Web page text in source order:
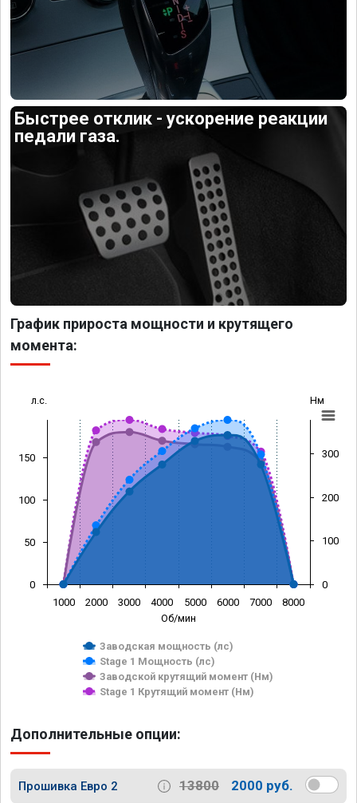
Быстрее отклик - ускорение реакции
педали газа.
График прироста мощности и крутящего
момента:
Об/мин
л.с. Нм
Заводская мощность (лс)
Stage 1 Мощность (лс)
Заводской крутящий момент (Нм)
Stage 1 Крутящий момент (Нм)
1000 2000 3000 4000 5000 6000 7000 8000
0
50
100
150
0
100
200
300
Дополнительные опции:
Прошивка Евро 2 13800 2000 руб.